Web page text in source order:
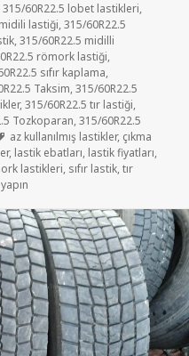
315/60R22.5 lobet lastikleri,
lastiği,315/60R22.5
,315/60R22.5 midilli
römork lastiği,
sıfır kaplama,
Taksim,315/60R22.5
,315/60R22.5 tır lastiği,
Tozkoparan,315/60R22.5
Etiketler
az kullanılmış lastikler, çıkma
, lastik ebatları, lastik fiyatları,
lastikleri, sıfır lastik,tır
DİŞLİ TIR LASTİKLER için